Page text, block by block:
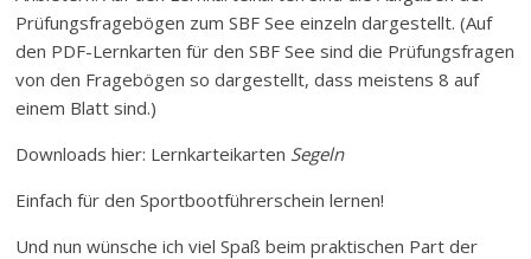
Prüfungsfragebögen zum SBF See einzeln dargestellt. (Auf
den PDF-Lernkarten für den SBF See sind die Prüfungsfragen
von den Fragebögen so dargestellt, dass meistens 8 auf
einem Blatt sind.)
Downloads hier: Lernkarteikarten Segeln
Einfach für den Sportbootführerschein lernen!
Und nun wünsche ich viel Spaß beim praktischen Part der